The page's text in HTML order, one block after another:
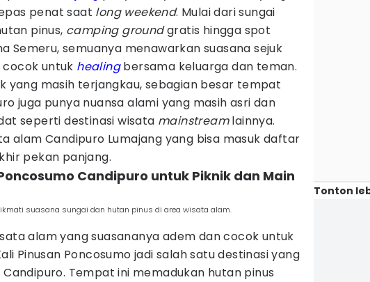
penat saat long weekend. Mulai dari sungai
pinus, camping groundgratis hingga spot
Semeru, semuanya menawarkan suasana sejuk
untuk healingbersama keluarga dan teman.
yang masih terjangkau, sebagian besar tempat
juga punya nuansa alami yang masih asri dan
seperti destinasi wisata mainstreamlainnya.
alam Candipuro Lumajang yang bisa masuk daftar
pekan panjang.
Candipuro untuk Piknik dan Main
suasana sungai dan hutan pinus di area wisata alam.
alam yang suasananya adem dan cocok untuk
Pinusan Poncosumo jadi salah satu destinasi yang
Tempat ini memadukan hutan pinus
Tonton